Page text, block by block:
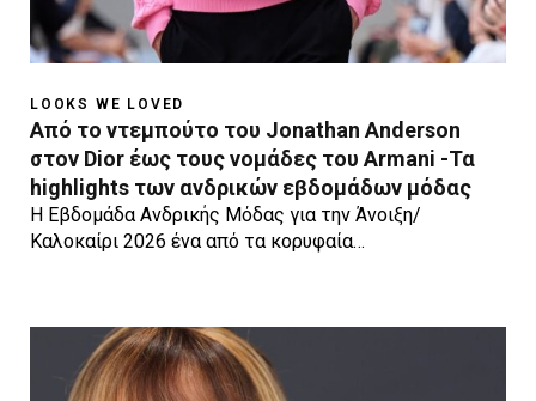
LOOKS WE LOVED
Από το ντεμπούτο του Jonathan Anderson
στον Dior έως τους νομάδες του Armani -Τα
highlights των ανδρικών εβδομάδων μόδας
Η Εβδομάδα Ανδρικής Μόδας για την Άνοιξη/
Καλοκαίρι 2026 ένα από τα κορυφαία…